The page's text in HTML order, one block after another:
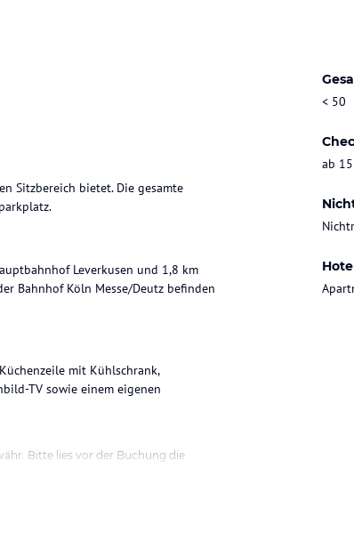
< 50
ab
Sitzbereich bietet. Die gesamte
Leverkusen und 1,8 km
Bahnhof Köln Messe/Deutz befinden
mit Kühlschrank,
TV sowie einem eigenen
Bitte lies vor der Buchung die